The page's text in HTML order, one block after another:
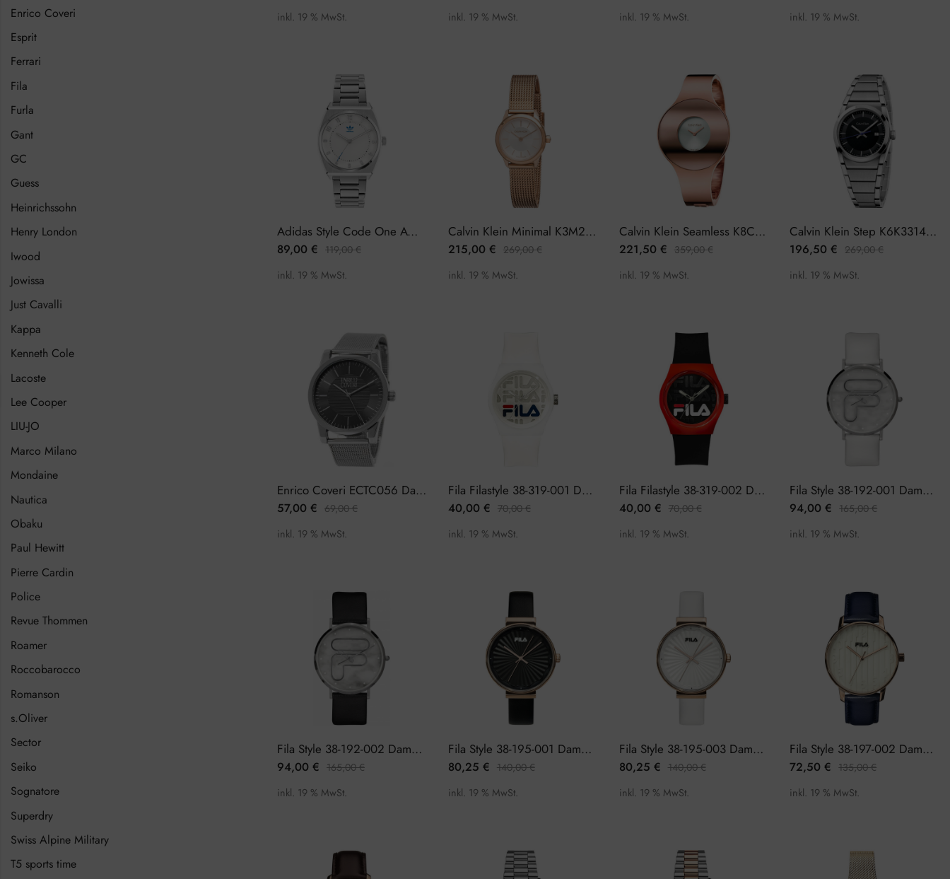
inkl. 19 % MwSt.
inkl. 19 % MwSt.
inkl. 19 % MwSt.
inkl. 19 % MwSt.
Adidas Style Code One AOSY22025 Damenuhr
89,00 € 119,00€
inkl. 19 % MwSt.
Calvin Klein Minimal K3M23626 Damenuhr
215,00 € 269,00€
inkl. 19 % MwSt.
Calvin Klein Seamless K8C2S616 Damenuhr
221,50 € 359,00€
inkl. 19 % MwSt.
Calvin Klein Step K6K33143 Damenuhr
196,50€ 269,00€
inkl. 19 % MwSt.
Enrico Coveri ECTC056 Damenuhr
57,00 € 69,00€
inkl. 19 % MwSt.
Fila Filastyle 38-319-001 Damenuhr
40,00 € 70,00€
inkl. 19 % MwSt.
Fila Filastyle 38-319-002 Damenuhr
40,00 € 70,00€
inkl. 19 % MwSt.
Fila Style 38-192-001 Damenuhr
94,00€ 165,00€
inkl. 19 % MwSt.
Fila Style 38-192-002 Damenuhr
94,00 € 165,00€
inkl. 19 % MwSt.
Fila Style 38-195-001 Damenuhr
80,25 € 140,00€
inkl. 19 % MwSt.
Fila Style 38-195-003 Damenuhr
80,25 € 140,00€
inkl. 19 % MwSt.
Fila Style 38-197-002 Damenuhr
72,50€ 135,00€
inkl. 19 % MwSt.
Enrico Coveri
Esprit
Ferrari
Fila
Furla
Gant
GC
Guess
Heinrichssohn
Henry London
Iwood
Jowissa
Just Cavalli
Kappa
Kenneth Cole
Lacoste
Lee Cooper
LIU-JO
Marco Milano
Mondaine
Nautica
Obaku
Paul Hewitt
Pierre Cardin
Police
Revue Thommen
Roamer
Roccobarocco
Romanson
s.Oliver
Sector
Seiko
Sognatore
Superdry
Swiss Alpine Military
T5 sports time